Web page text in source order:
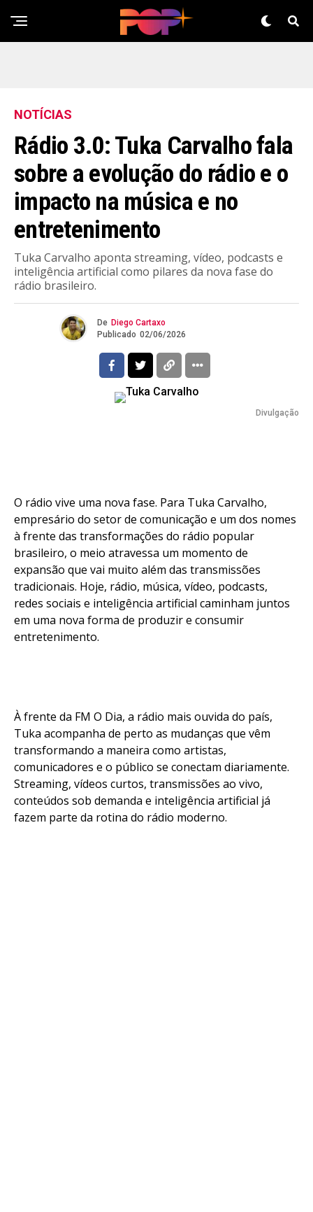
NOTÍCIAS
Rádio 3.0: Tuka Carvalho fala
sobre a evolução do rádio e o
impacto na música e no
entretenimento
Tuka Carvalho aponta streaming, vídeo, podcasts e
inteligência artificial como pilares da nova fase do
rádio brasileiro.
De Diego Cartaxo
Publicado 02/06/2026
Divulgação
O rádio vive uma nova fase. Para Tuka Carvalho,
empresário do setor de comunicação e um dos nomes
à frente das transformações do rádio popular
brasileiro, o meio atravessa um momento de
expansão que vai muito além das transmissões
tradicionais. Hoje, rádio, música, vídeo, podcasts,
redes sociais e inteligência artificial caminham juntos
em uma nova forma de produzir e consumir
entretenimento.
À frente da FM O Dia, a rádio mais ouvida do país,
Tuka acompanha de perto as mudanças que vêm
transformando a maneira como artistas,
comunicadores e o público se conectam diariamente.
Streaming, vídeos curtos, transmissões ao vivo,
conteúdos sob demanda e inteligência artificial já
fazem parte da rotina do rádio moderno.